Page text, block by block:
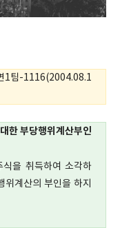
1팀-1116(2004.08.1
한 부당행위계산부인
식을 취득하여 소각하
계산의 부인을 하지